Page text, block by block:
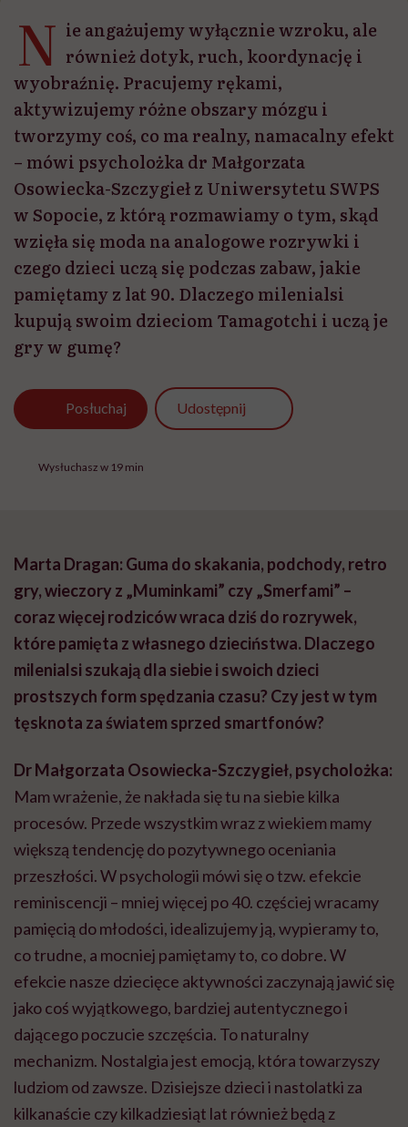
N ie angażujemy wyłącznie wzroku, ale
również dotyk, ruch, koordynację i
wyobraźnię. Pracujemy rękami,
aktywizujemy różne obszary mózgu i
tworzymy coś, co ma realny, namacalny efekt
– mówi psycholożka dr Małgorzata
Osowiecka-Szczygieł z Uniwersytetu SWPS
w Sopocie, z którą rozmawiamy o tym, skąd
wzięła się moda na analogowe rozrywki i
czego dzieci uczą się podczas zabaw, jakie
pamiętamy z lat 90. Dlaczego milenialsi
kupują swoim dzieciom Tamagotchi i uczą je
gry w gumę?
Posłuchaj Udostępnij
Wysłuchasz w 19 min
Marta Dragan: Guma do skakania, podchody, retro
gry, wieczory z „Muminkami” czy „Smerfami” –
coraz więcej rodziców wraca dziś do rozrywek,
które pamięta z własnego dzieciństwa. Dlaczego
milenialsi szukają dla siebie i swoich dzieci
prostszych form spędzania czasu? Czy jest w tym
tęsknota za światem sprzed smartfonów?
Dr Małgorzata Osowiecka-Szczygieł, psycholożka:
Mam wrażenie, że nakłada się tu na siebie kilka
procesów. Przede wszystkim wraz z wiekiem mamy
większą tendencję do pozytywnego oceniania
przeszłości. W psychologii mówi się o tzw. efekcie
reminiscencji – mniej więcej po 40. częściej wracamy
pamięcią do młodości, idealizujemy ją, wypieramy to,
co trudne, a mocniej pamiętamy to, co dobre. W
efekcie nasze dziecięce aktywności zaczynają jawić się
jako coś wyjątkowego, bardziej autentycznego i
dającego poczucie szczęścia. To naturalny
mechanizm. Nostalgia jest emocją, która towarzyszy
ludziom od zawsze. Dzisiejsze dzieci i nastolatki za
kilkanaście czy kilkadziesiąt lat również będą z